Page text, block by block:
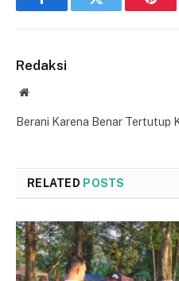
FacebookTwitter
Redaksi
Website
Berani Karena Benar Tertutup
RELATED POSTS